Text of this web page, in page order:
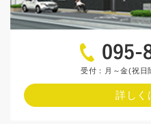
受付：月～金(祝日
詳しく